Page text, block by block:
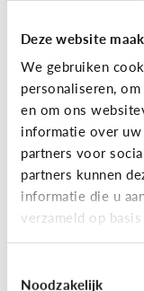
Deze website
We gebruiken
personaliseren,
en om ons
informatie over
partners voor
partners kunnen
informatie die u
verzameld op
Noodzakelijk
Fun met media
Fun met
creativiteit